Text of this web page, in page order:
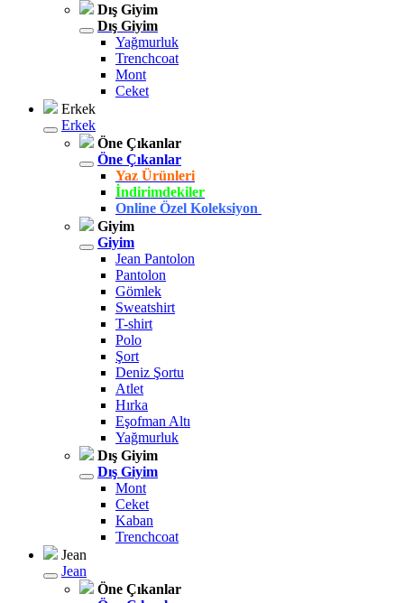
Dış Giyim
Dış Giyim
Yağmurluk
Trenchcoat
Mont
Ceket
Erkek
Erkek
Öne Çıkanlar
Öne Çıkanlar
Yaz Ürünleri
İndirimdekiler
Online Özel Koleksiyon
Giyim
Giyim
Jean Pantolon
Pantolon
Gömlek
Sweatshirt
T-shirt
Polo
Şort
Deniz Şortu
Atlet
Hırka
Eşofman Altı
Yağmurluk
Dış Giyim
Dış Giyim
Mont
Ceket
Kaban
Trenchcoat
Jean
Jean
Öne Çıkanlar